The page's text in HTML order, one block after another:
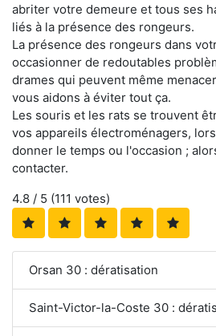
abriter votre demeure et tous ses
liés à la présence des rongeurs.
La présence des rongeurs dans
occasionner de redoutables
drames qui peuvent même
vous aidons à éviter tout ça.
Les souris et les rats se trouvent
vos appareils électroménagers,
donner le temps ou l'occasion ;
contacter.
4.8 / 5 (111 votes)
Orsan 30 : dératisation
Saint-Victor-la-Coste 30 :